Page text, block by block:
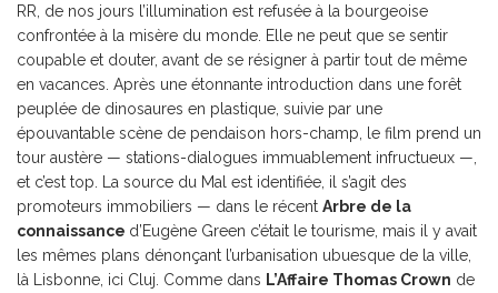
RR, de nos jours l’illumination est refusée à la bourgeoise
confrontée à la misère du monde. Elle ne peut que se sentir
coupable et douter, avant de se résigner à partir tout de même
en vacances. Après une étonnante introduction dans une forêt
peuplée de dinosaures en plastique, suivie par une
épouvantable scène de pendaison hors-champ, le film prend un
tour austère — stations-dialogues immuablement infructueux —,
et c’est top. La source du Mal est identifiée, il s’agit des
promoteurs immobiliers — dans le récent Arbre de la
connaissance d’Eugène Green c’était le tourisme, mais il y avait
les mêmes plans dénonçant l’urbanisation ubuesque de la ville,
là Lisbonne, ici Cluj. Comme dans L’Affaire Thomas Crown de